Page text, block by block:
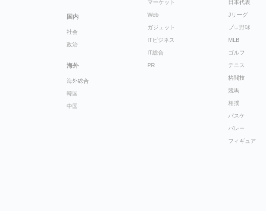
国内
社会
政治
海外
海外総合
韓国
中国
マーケット
Web
ガジェット
ITビジネス
IT総合
PR
日本代表
Jリーグ
プロ野球
MLB
ゴルフ
テニス
格闘技
競馬
相撲
バスケ
バレー
フィギュア